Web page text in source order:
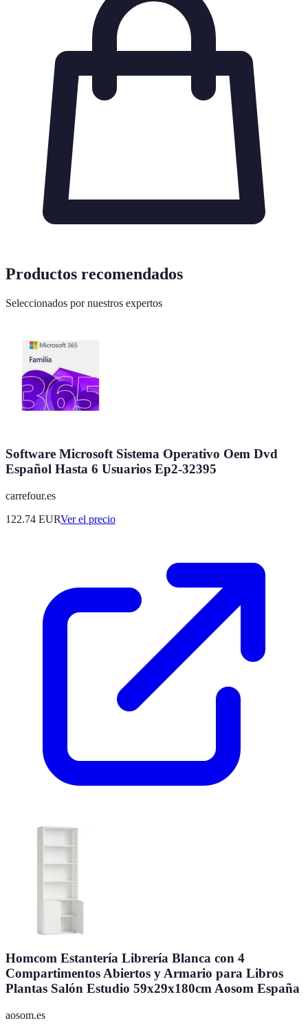
Productos recomendados
Seleccionados por nuestros expertos
Software Microsoft Sistema Operativo Oem Dvd
Español Hasta 6 Usuarios Ep2-32395
carrefour.es
122.74 EURVer el precio
Homcom Estantería Librería Blanca con 4
Compartimentos Abiertos y Armario para Libros
Plantas Salón Estudio 59x29x180cm Aosom España
aosom.es